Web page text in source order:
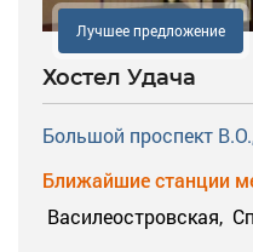
Лучшее предложение
Хостел Удача
Большой проспект
Ближайшие станции
Василеостровская,